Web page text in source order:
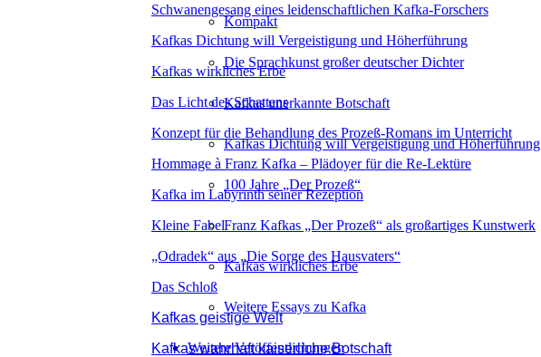
Kompakt
Die Sprachkunst großer deutscher Dichter
Kafkas unerkannte Botschaft
Kafkas Dichtung will Vergeistigung und Höherführung
100 Jahre „Der Prozeß“
Franz Kafkas „Der Prozeß“ als großartiges Kunstwerk
Kafkas wirkliches Erbe
Weitere Essays zu Kafka
Weitere Veröffentlichungen
Schwanengesang eines leidenschaftlichen Kafka-Forschers
Kafkas Dichtung will Vergeistigung und Höherführung
Kafkas wirkliches Erbe
Das Licht des Schattens
Konzept für die Behandlung des Prozeß-Romans im Unterricht
Hommage à Franz Kafka – Plädoyer für die Re-Lektüre
Kafka im Labyrinth seiner Rezeption
Kleine Fabel
„Odradek“ aus „Die Sorge des Hausvaters“
Das Schloß
Kafkas geistige Welt
Kafkas wahrhaft kaiserliche Botschaft